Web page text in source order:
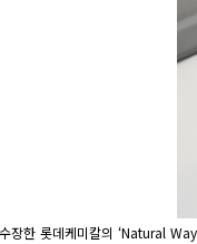
한 롯데케미칼의 ‘Natural